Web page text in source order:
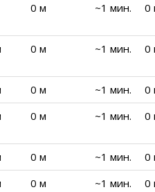
0 м ~1 мин. 0
0 м ~1 мин. 0
0 м ~1 мин.
0
0 м ~1 мин. 0
0 м ~1 мин.
0
0 м ~1 мин.
0